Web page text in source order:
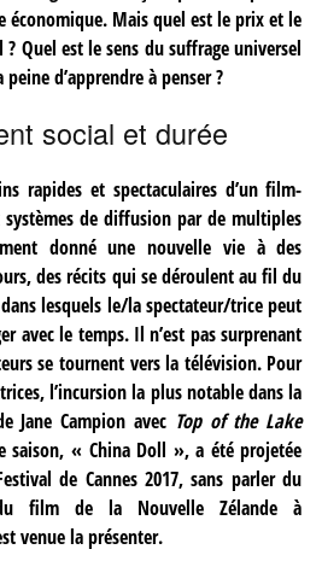
Mais quel est le prix et le
Quel est le sens du suffrage universel
d’apprendre à penser ?
social et durée
rapides et spectaculaires d’un film-
systèmes de diffusion par de multiples
donné une nouvelle vie à des
des récits qui se déroulent au fil du
lesquels le/la spectateur/trice peut
avec le temps. Il n’est pas surprenant
se tournent vers la télévision. Pour
l’incursion la plus notable dans la
Jane Campion avec Top of the Lake
saison, « China Doll », a été projetée
de Cannes 2017, sans parler du
film de la Nouvelle Zélande à
venue la présenter.